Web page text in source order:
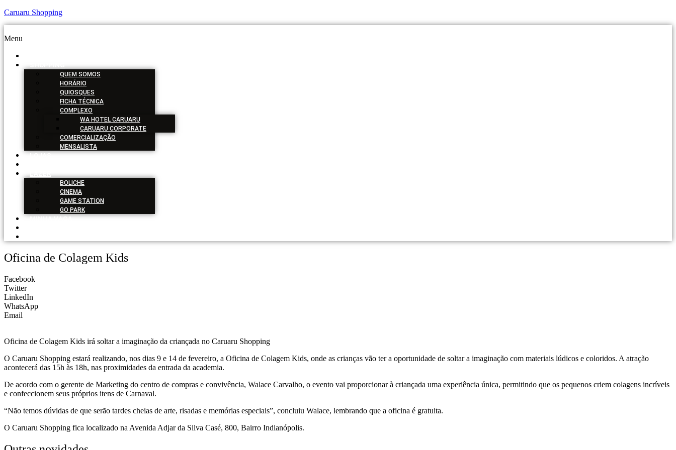
Caruaru Shopping
Menu
SHOPPING
QUEM SOMOS
HORÁRIO
QUIOSQUES
FICHA TÉCNICA
COMPLEXO
WA HOTEL CARUARU
CARUARU CORPORATE
COMERCIALIZAÇÃO
MENSALISTA
LOJAS
LAZER
BOLICHE
CINEMA
GAME STATION
GO PARK
MINHA VAGA
Oficina de Colagem Kids
Facebook
Twitter
LinkedIn
WhatsApp
Email
Oficina de Colagem Kids irá soltar a imaginação da criançada no Caruaru Shopping
O Caruaru Shopping estará realizando, nos dias 9 e 14 de fevereiro, a Oficina de Colagem Kids, onde as crianças vão ter a oportunidade de soltar a imaginação com materiais lúdicos e coloridos. A atração
acontecerá das 15h às 18h, nas proximidades da entrada da academia.
De acordo com o gerente de Marketing do centro de compras e convivência, Walace Carvalho, o evento vai proporcionar à criançada uma experiência única, permitindo que os pequenos criem colagens incríveis
e confeccionem seus próprios itens de Carnaval.
“Não temos dúvidas de que serão tardes cheias de arte, risadas e memórias especiais”, concluiu Walace, lembrando que a oficina é gratuita.
O Caruaru Shopping fica localizado na Avenida Adjar da Silva Casé, 800, Bairro Indianópolis.